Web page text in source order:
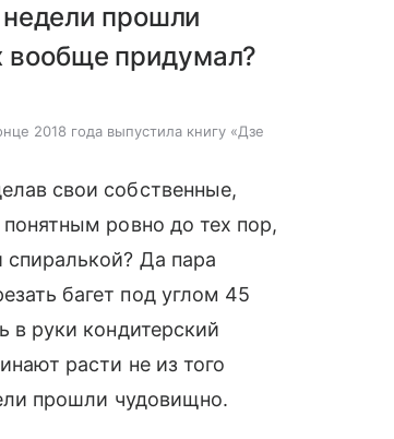
прошли
придумал?
2018 года выпустила книгу «Дзе
свои собственные,
ровно до тех пор,
Да пара
багет под углом 45
в руки кондитерский
расти не из того
прошли чудовищно.